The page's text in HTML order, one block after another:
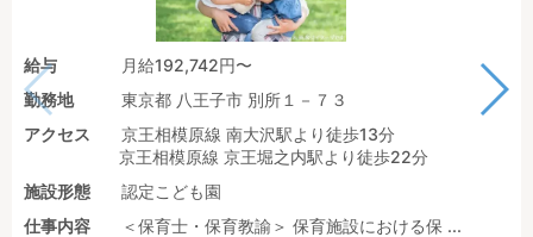
給与
月給192,742円〜
勤務地
東京都 八王子市 別所１－７３
アクセス
京王相模原線 南大沢駅より徒歩13分
京王相模原線 京王堀之内駅より徒歩22分
施設形態
認定こども園
仕事内容
＜保育士・保育教諭＞ 保育施設における保 ...